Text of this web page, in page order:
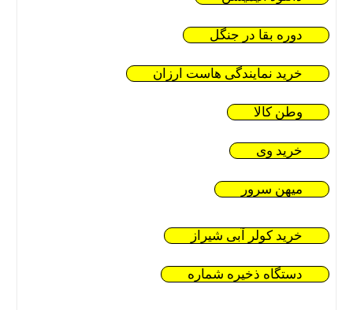
دوره بقا در جنگل
خرید نمایندگی هاست ارزان
وطن کالا
خرید وی
میهن سرور
خرید کولر آبی شیراز
دستگاه ذخیره شماره